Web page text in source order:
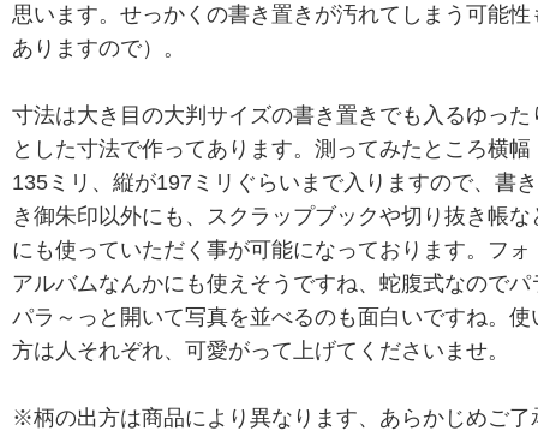
思います。せっかくの書き置きが汚れてしまう可能性
ありますので）。
寸法は大き目の大判サイズの書き置きでも入るゆった
とした寸法で作ってあります。測ってみたところ横幅
135ミリ、縦が197ミリぐらいまで入りますので、書
き御朱印以外にも、スクラップブックや切り抜き帳な
にも使っていただく事が可能になっております。フォ
アルバムなんかにも使えそうですね、蛇腹式なのでパ
パラ～っと開いて写真を並べるのも面白いですね。使
方は人それぞれ、可愛がって上げてくださいませ。
※柄の出方は商品により異なります、あらかじめご了